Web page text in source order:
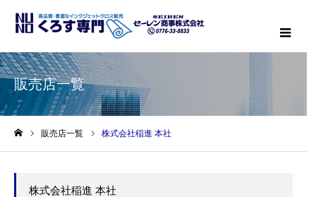
販売店一覧
販売店一覧 株式会社稲進 本社
株式会社稲進 本社